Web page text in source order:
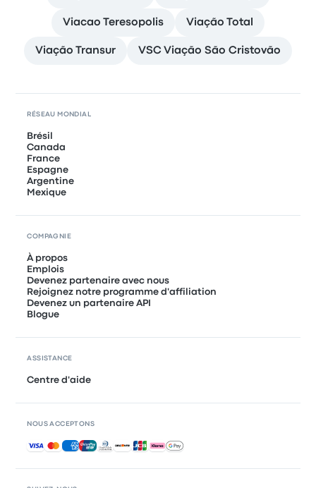
Viacao Teresopolis Viação Total
Viação Transur VSC Viação São Cristovão
RÉSEAU MONDIAL
Brésil
Canada
France
Espagne
Argentine
Mexique
COMPAGNIE
À propos
Emplois
Devenez partenaire avec nous
Rejoignez notre programme d'affiliation
Devenez un partenaire API
Blogue
ASSISTANCE
Centre d'aide
NOUS ACCEPTONS
Paiements acceptés